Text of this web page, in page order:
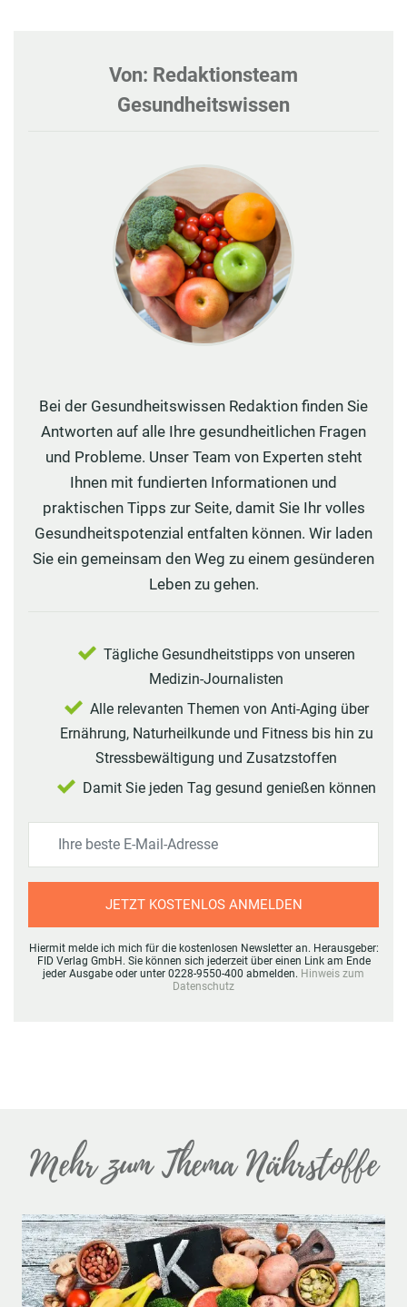
Von: Redaktionsteam
Gesundheitswissen
Bei der Gesundheitswissen Redaktion finden Sie
Antworten auf alle Ihre gesundheitlichen Fragen
und Probleme. Unser Team von Experten steht
Ihnen mit fundierten Informationen und
praktischen Tipps zur Seite, damit Sie Ihr volles
Gesundheitspotenzial entfalten können. Wir laden
Sie ein gemeinsam den Weg zu einem gesünderen
Leben zu gehen.
Tägliche Gesundheitstipps von unseren
Medizin-Journalisten
Alle relevanten Themen von Anti-Aging über
Ernährung, Naturheilkunde und Fitness bis hin zu
Stressbewältigung und Zusatzstoffen
Damit Sie jeden Tag gesund genießen können
JETZT KOSTENLOS ANMELDEN
Hiermit melde ich mich für die kostenlosen Newsletter an. Herausgeber:
FID Verlag GmbH. Sie können sich jederzeit über einen Link am Ende
jeder Ausgabe oder unter 0228-9550-400 abmelden. Hinweis zum
Datenschutz
Mehr zum Thema Nährstoffe